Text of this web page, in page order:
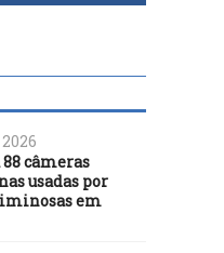
câmeras
usadas por
em